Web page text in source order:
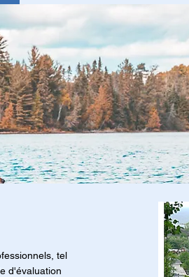
tel
d'évaluation